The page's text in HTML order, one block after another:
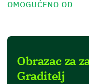
Ease of use
Comfort
OMOGUĆENO OD
Obrazac za
Graditelj